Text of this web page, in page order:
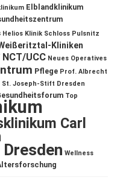
Elblandklinikum
Helios Klinik Schloss Pulsnitz
Weißeritztal-Kliniken
NCT/UCC Neues Operatives
Pflege Prof. Albrecht
St. Joseph-Stift Dresden
Top
Carl
Wellness